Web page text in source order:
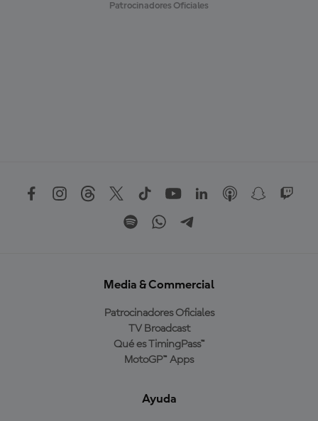
Patrocinadores Oficiales
Media & Commercial
Patrocinadores Oficiales
TV Broadcast
Qué es TimingPass™
MotoGP™ Apps
Ayuda